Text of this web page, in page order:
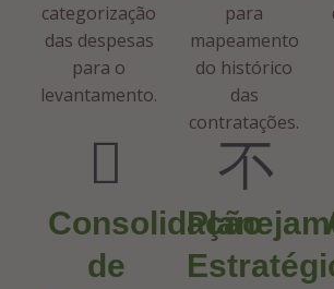
categorização
das despesas
para o
levantamento.
para
mapeamento
do histórico
das
contratações.
Consolidação
de